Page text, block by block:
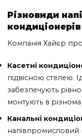
Різновиди
Компанія Хайєр
Касетні
підвісною стелею.
забезпечують
монтують в
Канальні